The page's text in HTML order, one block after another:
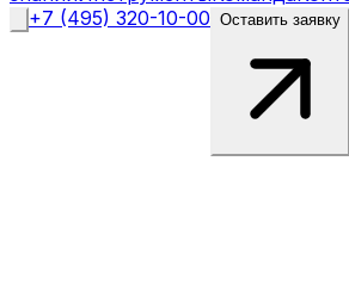
+7 (495) 320-10-00 Оставить заявку